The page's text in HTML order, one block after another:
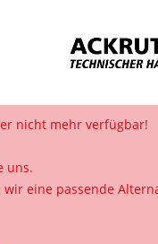
nicht mehr verfügbar!
uns.
eine passende